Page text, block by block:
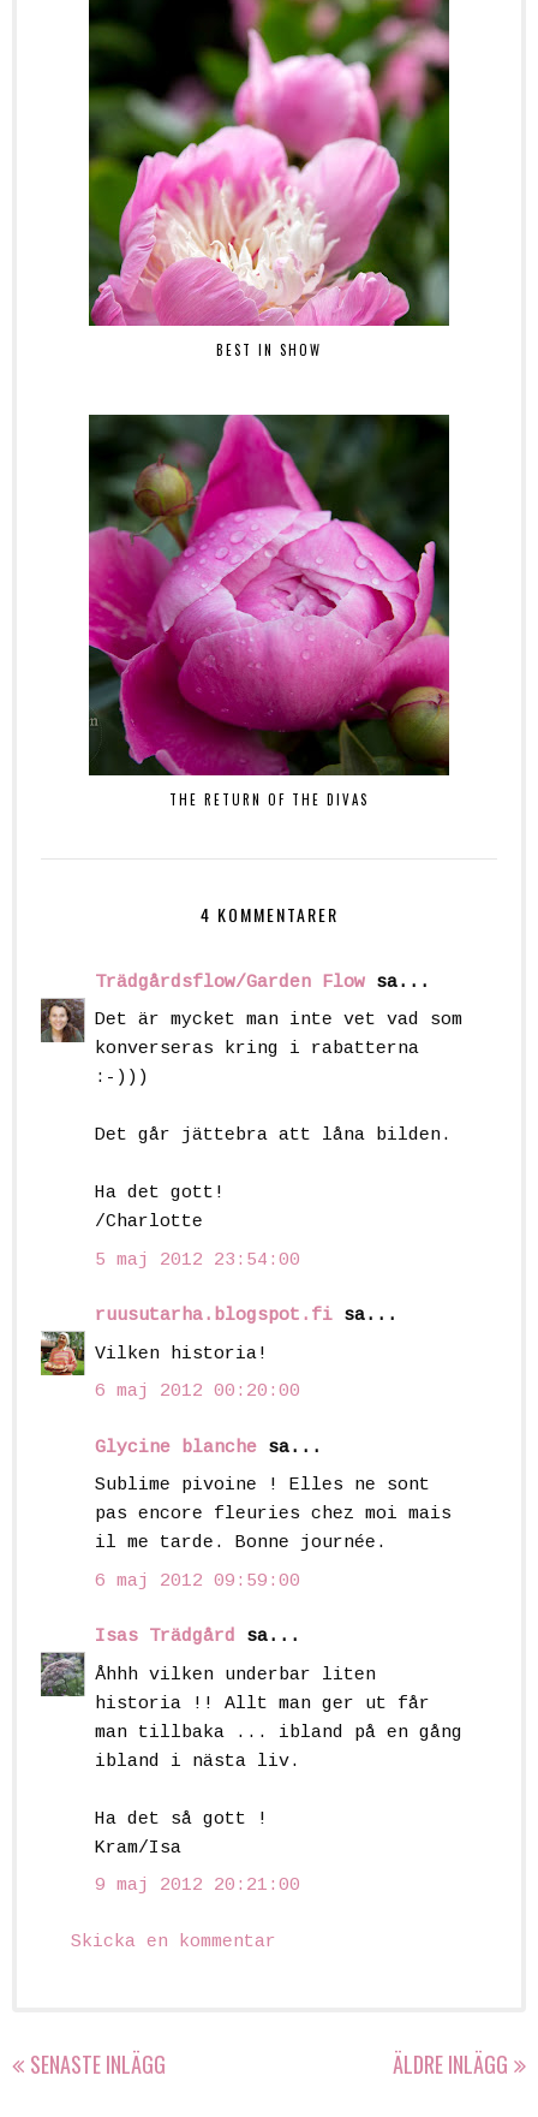
BEST IN SHOW
THE RETURN OF THE DIVAS
4 KOMMENTARER
Trädgårdsflow/Garden Flow sa...
Det är mycket man inte vet vad som
konverseras kring i rabatterna
:-)))
Det går jättebra att låna bilden.
Ha det gott!
/Charlotte
5 maj 2012 23:54:00
ruusutarha.blogspot.fi sa...
Vilken historia!
6 maj 2012 00:20:00
Glycine blanche sa...
Sublime pivoine ! Elles ne sont
pas encore fleuries chez moi mais
il me tarde. Bonne journée.
6 maj 2012 09:59:00
Isas Trädgård sa...
Åhhh vilken underbar liten
historia !! Allt man ger ut får
man tillbaka ... ibland på en gång
ibland i nästa liv.
Ha det så gott !
Kram/Isa
9 maj 2012 20:21:00
Skicka en kommentar
SENASTE INLÄGG ÄLDRE INLÄGG